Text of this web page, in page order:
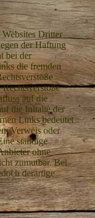
Dritter
der Haftung
bei der
die fremden
auf die
die Inhalte der
Links bedeutet
Verweis oder
ständige
ohne
zumutbar. Bei
derartige